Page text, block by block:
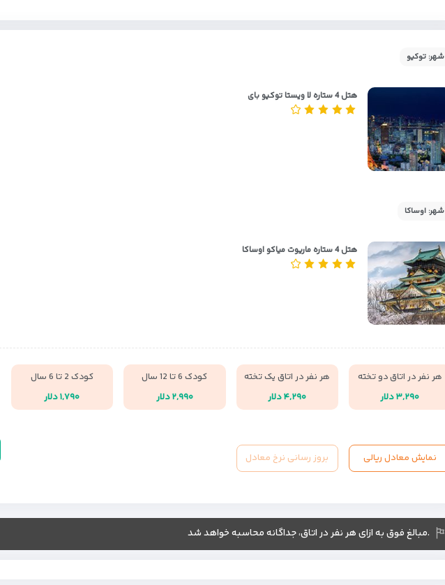
شهر: توکیو
هتل 4 ستاره لا ویستا توکیو بای
شهر: اوساکا
هتل 4 ستاره ماریوت میاکو اوساکا
هر نفر در اتاق دو تخته
۳,۲۹۰ دلار
هر نفر در اتاق یک تخته
۴,۲۹۰ دلار
کودک 6 تا 12 سال
۲,۹۹۰ دلار
کودک 2 تا 6 سال
۱,۷۹۰ دلار
نمایش معادل ریالی بروز رسانی نرخ معادل
.مبالغ فوق به ازای هر نفر در اتاق، جداگانه محاسبه خواهد شد